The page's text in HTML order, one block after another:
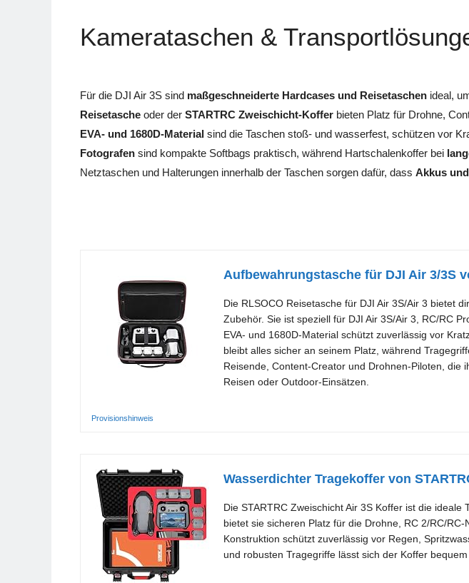
Kamerataschen &
Für die DJI Air 3S sind maßgeschneiderte Hardcases und Reisetaschen ideal,
Reisetasche oder der STARTRC Zweischicht-Koffer bieten Platz für Drohne,
EVA- und 1680D-Material sind die Taschen stoß- und wasserfest, schützen vor
Fotografen sind kompakte Softbags praktisch, während Hartschalenkoffer bei
Netztaschen und Halterungen innerhalb der Taschen sorgen dafür, dass Akkus
Aufbewahrungstasche für DJI Air 3/3S
Die RLSOCO Reisetasche für DJI Air 3S/Air 3 bietet
Zubehör. Sie ist speziell für DJI Air 3S/Air 3, RC/RC
EVA- und 1680D-Material schützt zuverlässig vor
bleibt alles sicher an seinem Platz, während
Reisende, Content-Creator und Drohnen-Piloten, die
Reisen oder Outdoor-Einsätzen.
Provisionshinweis
Wasserdichter Tragekoffer von
Die STARTRC Zweischicht Air 3S Koffer ist die
bietet sie sicheren Platz für die Drohne, RC 2/RC/
Konstruktion schützt zuverlässig vor Regen,
und robusten Tragegriffe lässt sich der Koffer